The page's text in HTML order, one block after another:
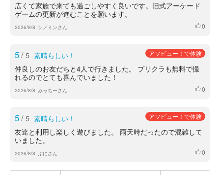
広くて家族で来ても過ごしやすく良いです。旧式アーケード
ゲームの更新が進むことを願います。
2026/8/8 シノミンさん いいね
0
5/ 5 素晴らしい！ アソビュー！で体験
仲良しのお友だちと4人で行きました。 プリクラも無料で撮
れるのでとても喜んでいました！
2026/8/8 みっちーさん いいね
0
5/ 5 素晴らしい！ アソビュー！で体験
友達と利用し楽しく遊びました。 雨天時だったので混雑して
いました。
2026/8/8 ぷにさん いいね
0